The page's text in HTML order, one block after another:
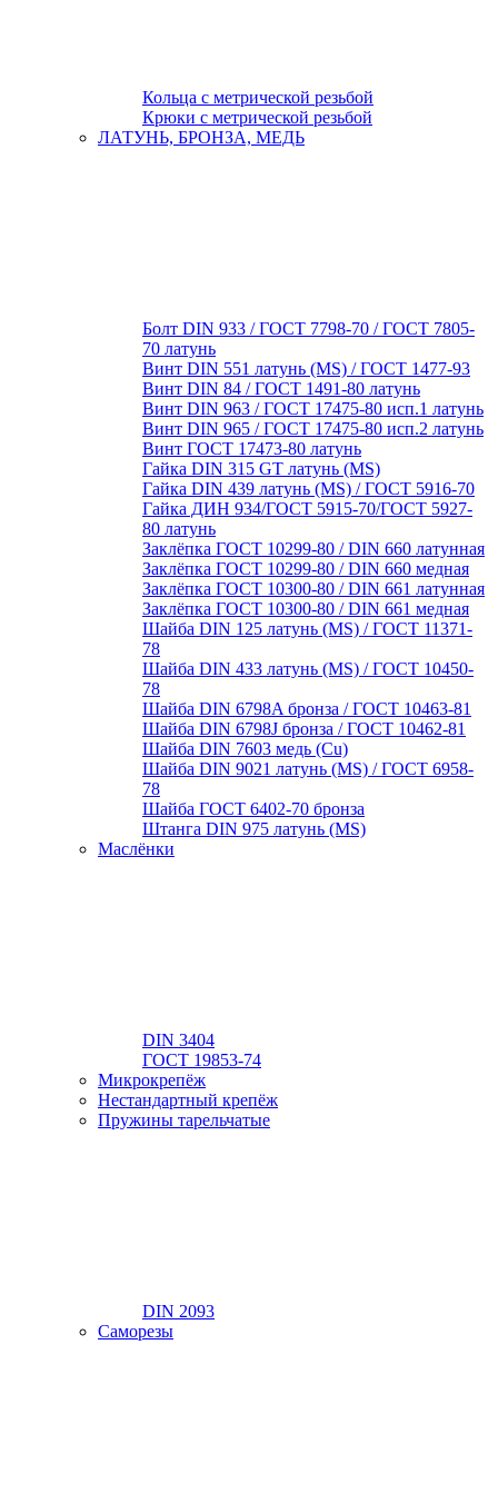
Кольца с метрической резьбой
Крюки с метрической резьбой
ЛАТУНЬ, БРОНЗА, МЕДЬ
Болт DIN 933 / ГОСТ 7798-70 / ГОСТ 7805-
70 латунь
Винт DIN 551 латунь (MS) / ГОСТ 1477-93
Винт DIN 84 / ГОСТ 1491-80 латунь
Винт DIN 963 / ГОСТ 17475-80 исп.1 латунь
Винт DIN 965 / ГОСТ 17475-80 исп.2 латунь
Винт ГОСТ 17473-80 латунь
Гайка DIN 315 GT латунь (MS)
Гайка DIN 439 латунь (MS) / ГОСТ 5916-70
Гайка ДИН 934/ГОСТ 5915-70/ГОСТ 5927-
80 латунь
Заклёпка ГОСТ 10299-80 / DIN 660 латунная
Заклёпка ГОСТ 10299-80 / DIN 660 медная
Заклёпка ГОСТ 10300-80 / DIN 661 латунная
Заклёпка ГОСТ 10300-80 / DIN 661 медная
Шайба DIN 125 латунь (MS) / ГОСТ 11371-
78
Шайба DIN 433 латунь (MS) / ГОСТ 10450-
78
Шайба DIN 6798A бронза / ГОСТ 10463-81
Шайба DIN 6798J бронза / ГОСТ 10462-81
Шайба DIN 7603 медь (Cu)
Шайба DIN 9021 латунь (MS) / ГОСТ 6958-
78
Шайба ГОСТ 6402-70 бронза
Штанга DIN 975 латунь (MS)
Маслёнки
DIN 3404
ГОСТ 19853-74
Микрокрепёж
Нестандартный крепёж
Пружины тарельчатые
DIN 2093
Саморезы